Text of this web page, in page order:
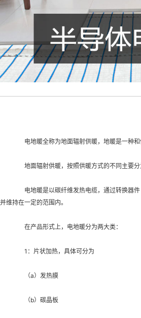
电地暖全称为地面辐射供暖，地暖是一种和传统
地面辐射供暖，按照供暖方式的不同主要
并维持在一定的范围内。
		在产品形式上，电地暖分为两大类：
		1：片状加热，具体可分为
		（a）发热膜
		（b）碳晶板